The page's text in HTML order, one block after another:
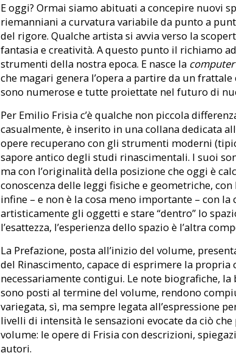
E oggi? Ormai siamo abituati a concepire nuovi
riemanniani a curvatura variabile da punto a
del rigore. Qualche artista si avvia verso la
fantasia e creatività. A questo punto il richiamo
strumenti della nostra epoca. E nasce la
che magari genera l’opera a partire da un
sono numerose e tutte proiettate nel futuro di
Per Emilio Frisia c’è qualche non piccola
casualmente, è inserito in una collana dedicata
opere recuperano con gli strumenti moderni
sapore antico degli studi rinascimentali. I suoi
ma con l’originalità della posizione che oggi è
conoscenza delle leggi fisiche e geometriche,
infine – e non è la cosa meno importante – con la
artisticamente gli oggetti e stare “dentro” lo
l’esattezza, l’esperienza dello spazio è l’altra
La Prefazione, posta all’inizio del volume,
del Rinascimento, capace di esprimere la
necessariamente contigui. Le note biografiche,
sono posti al termine del volume, rendono
variegata, sì, ma sempre legata all’espressione
livelli di intensità le sensazioni evocate da ciò
volume: le opere di Frisia con descrizioni,
autori.